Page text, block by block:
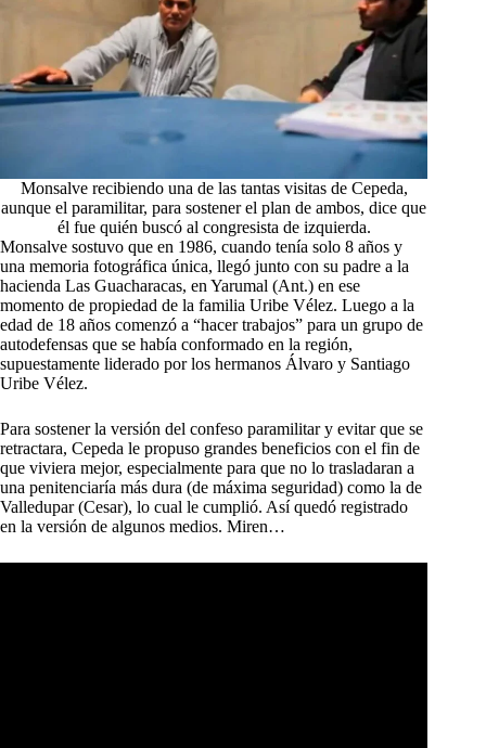
Monsalve recibiendo una de las tantas visitas de Cepeda,
aunque el paramilitar, para sostener el plan de ambos, dice que
él fue quién buscó al congresista de izquierda.
Monsalve sostuvo que en 1986, cuando tenía solo 8 años y
una memoria fotográfica única, llegó junto con su padre a la
hacienda Las Guacharacas, en Yarumal (Ant.) en ese
momento de propiedad de la familia Uribe Vélez. Luego a la
edad de 18 años comenzó a “hacer trabajos” para un grupo de
autodefensas que se había conformado en la región,
supuestamente liderado por los hermanos Álvaro y Santiago
Uribe Vélez.
Para sostener la versión del confeso paramilitar y evitar que se
retractara, Cepeda le propuso grandes beneficios con el fin de
que viviera mejor, especialmente para que no lo trasladaran a
una penitenciaría más dura (de máxima seguridad) como la de
Valledupar (Cesar), lo cual le cumplió. Así quedó registrado
en la versión de algunos medios. Miren…